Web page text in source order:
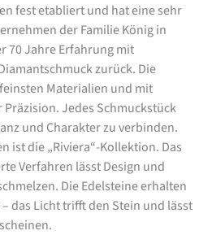
fest etabliert und hat eine sehr
der Familie König in
70 Jahre Erfahrung mit
zurück. Die
Materialien und mit
Jedes Schmuckstück
und Charakter zu verbinden.
ist die „Riviera“-Kollektion. Das
Verfahren lässt Design und
Die Edelsteine erhalten
das Licht trifft den Stein und lässt